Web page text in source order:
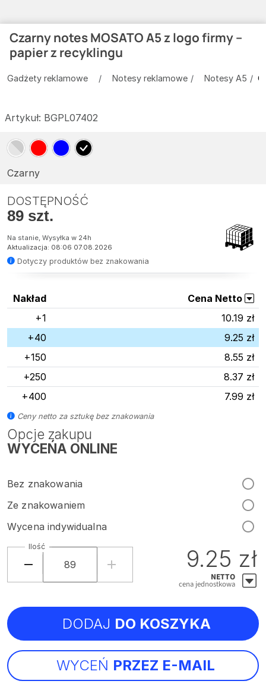
Czarny notes MOSATO A5 z logo firmy –
papier z recyklingu
Gadżety reklamowe Notesy reklamowe Notesy A5
Artykuł: BGPL07402
Czarny
DOSTĘPNOŚĆ
89 szt.
Na stanie, Wysyłka w 24h
Aktualizacja: 08:06 07.08.2026
Dotyczy produktów bez znakowania
Opcje zakupu
WYCEŃA ONLINE
Bez znakowania
Ze znakowaniem
Wycena indywidualna
Nakład
Cena Netto
+1
10.19 zł
+40
9.25 zł
+150
8.55 zł
+250
8.37 zł
+400
7.99 zł
Ceny netto za sztukę bez znakowania
Ilość 9.25 zł
NETTO
cena jednostkowa
WYCEŃ PRZEZ E-MAIL
DODAJ DO KOSZYKA